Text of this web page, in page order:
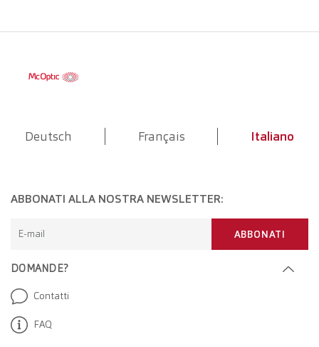
Deutsch Français Italiano
DOMANDE?
Contatti
FAQ
ABBONATI ALLA NOSTRA NEWSLETTER:
E-mail ABBONATI